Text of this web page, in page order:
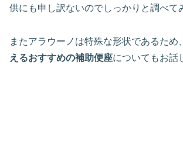
供にも申し訳ないのでしっかりと調べて
またアラウーノは特殊な形状であるため、
えるおすすめの補助便座についてもお話